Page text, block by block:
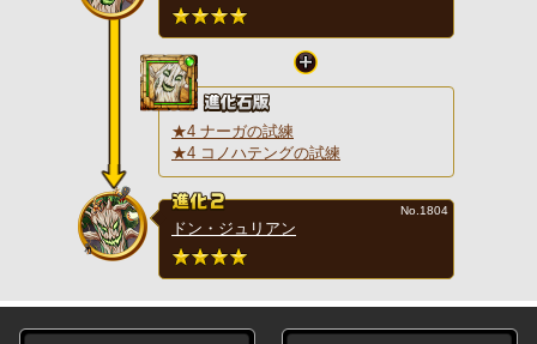
★4 ナーガの試練
★4 コノハテングの試練
ドン・ジュリアン
No.1804